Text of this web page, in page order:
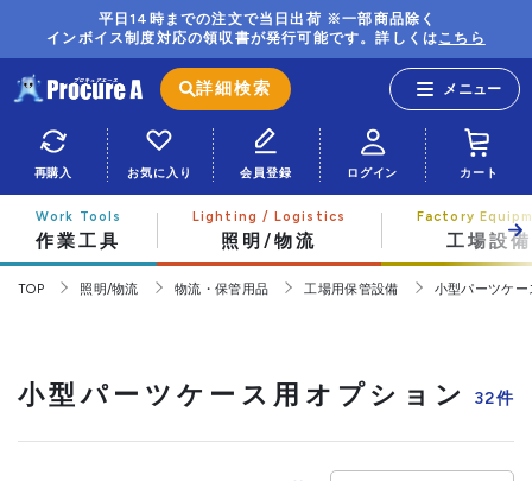
平日14時までの注文で当日出荷 ※一部商品除く
インボイス制度対応の領収書が発行可能です。詳しくはこちら
詳細検索
再購入 お気に入り 会員登録 ログイン カート
作業工具 照明/物流 工場設備
TOP 照明/物流 物流・保管用品 工場用保管設備 小型パーツケー
小型パーツケース用オプション 32件